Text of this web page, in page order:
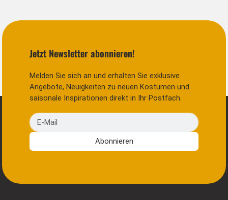
Jetzt Newsletter abonnieren!
Melden Sie sich an und erhalten Sie exklusive
Angebote, Neuigkeiten zu neuen Kostümen und
saisonale Inspirationen direkt in Ihr Postfach.
E-Mail
Abonnieren